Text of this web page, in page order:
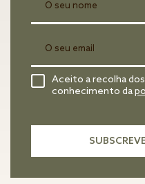
Aceito a recolha
conhecimento da